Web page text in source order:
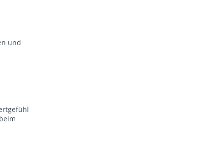
und